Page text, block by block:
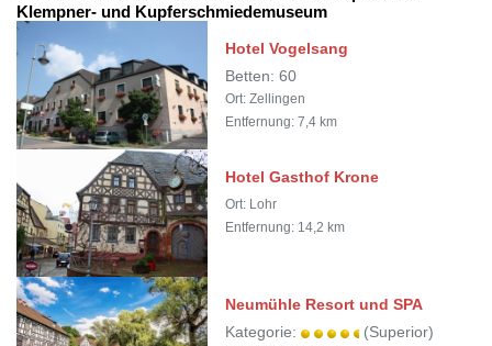
Klempner- und Kupferschmiedemuseum
Hotel Vogelsang
Betten: 60
Ort: Zellingen
Entfernung: 7,4 km
Hotel Gasthof Krone
Ort: Lohr
Entfernung: 14,2 km
Neumühle Resort und SPA
Kategorie: (Superior)